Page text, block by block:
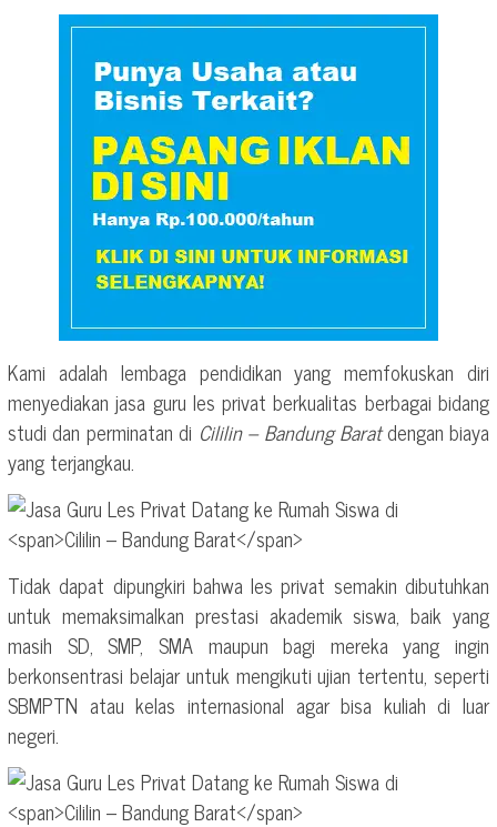
Kami adalah lembaga pendidikan yang memfokuskan diri
menyediakan jasa guru les privat berkualitas berbagai bidang
studi dan perminatan di Cililin – Bandung Baratdengan biaya
yang terjangkau.
Tidak dapat dipungkiri bahwa les privat semakin dibutuhkan
untuk memaksimalkan prestasi akademik siswa, baik yang
masih SD, SMP, SMA maupun bagi mereka yang ingin
berkonsentrasi belajar untuk mengikuti ujian tertentu, seperti
SBMPTN atau kelas internasional agar bisa kuliah di luar
negeri.